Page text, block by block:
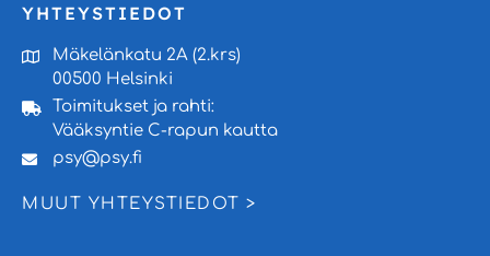
YHTEYSTIEDOT
Mäkelänkatu 2A (2.krs)
00500 Helsinki
Toimitukset ja rahti:
Vääksyntie C-rapun kautta
psy@psy.fi
MUUT YHTEYSTIEDOT >